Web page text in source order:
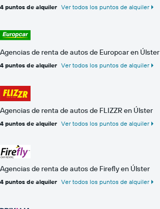
4 puntos de alquiler Ver todos los puntos de alquiler
Agencias de renta de autos de Europcar en Úlster
4 puntos de alquiler Ver todos los puntos de alquiler
Agencias de renta de autos de FLIZZR en Úlster
4 puntos de alquiler Ver todos los puntos de alquiler
Agencias de renta de autos de Firefly en Úlster
4 puntos de alquiler Ver todos los puntos de alquiler